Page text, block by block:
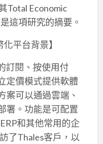
Total Economic
這項研究的摘要。
平台背景】
訂閱、按使用付
定價模式提供軟體
案可以通過雲端、
署。功能是可配置
和其他常用的企
了Thales客戶，以